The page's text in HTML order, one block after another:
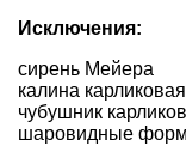
Исключения:
сирень Мейера
калина карликовая
чубушник
шаровидные